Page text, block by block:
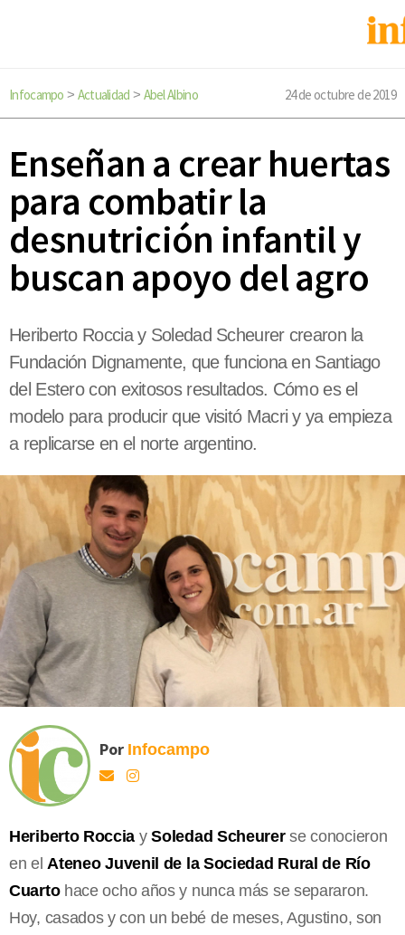
Infocampo > Actualidad > Abel Albino 24 de octubre de 2019
Enseñan a crear huertas
para combatir la
desnutrición infantil y
buscan apoyo del agro
Heriberto Roccia y Soledad Scheurer crearon la
Fundación Dignamente, que funciona en Santiago
del Estero con exitosos resultados. Cómo es el
modelo para producir que visitó Macri y ya empieza
a replicarse en el norte argentino.
Por Infocampo
Heriberto Roccia ySoledad Scheurerse conocieron
en el Ateneo Juvenil de la Sociedad Rural de Río
Cuartohace ocho años y nunca más se separaron.
Hoy, casados y con un bebé de meses, Agustino, son